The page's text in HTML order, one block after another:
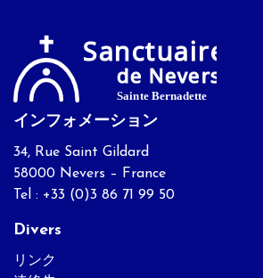
インフォメーション
34, Rue Saint Gildard
58000 Nevers – France
Tel : +33 (0)3 86 71 99 50
Divers
リンク